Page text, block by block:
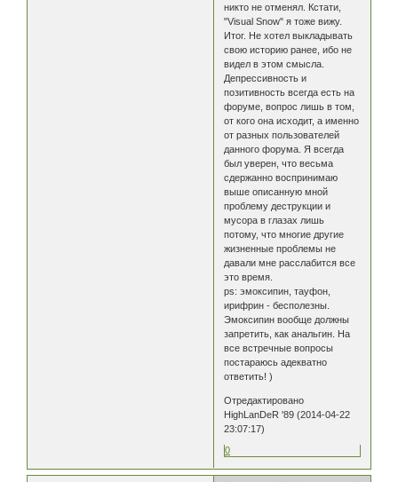
никто не отменял. Кстати,
"Visual Snow" я тоже вижу.
Итог. Не хотел выкладывать
свою историю ранее, ибо не
видел в этом смысла.
Депрессивность и
позитивность всегда есть на
форуме, вопрос лишь в том,
от кого она исходит, а именно
от разных пользователей
данного форума. Я всегда
был уверен, что весьма
сдержанно воспринимаю
выше описанную мной
проблему деструкции и
мусора в глазах лишь
потому, что многие другие
жизненные проблемы не
давали мне расслабится все
это время.
ps: эмоксипин, тауфон,
ирифрин - бесполезны.
Эмоксипин вообще должны
запретить, как анальгин. На
все встречные вопросы
постараюсь адекватно
ответить! )
Отредактировано
HighLanDeR '89 (2014-04-22
23:07:17)
0